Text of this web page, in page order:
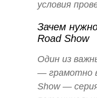
условия
Зачем
Road Show
Один из
— грамотно
Show —